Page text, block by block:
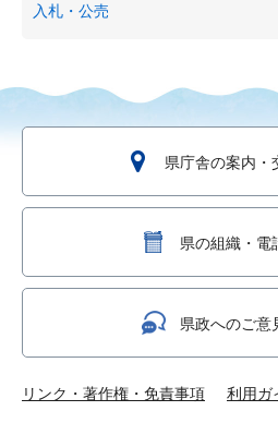
入札・公売
県庁舎の案内・
県の組織・電
県政へのご意
リンク・著作権・免責事項 利用ガ